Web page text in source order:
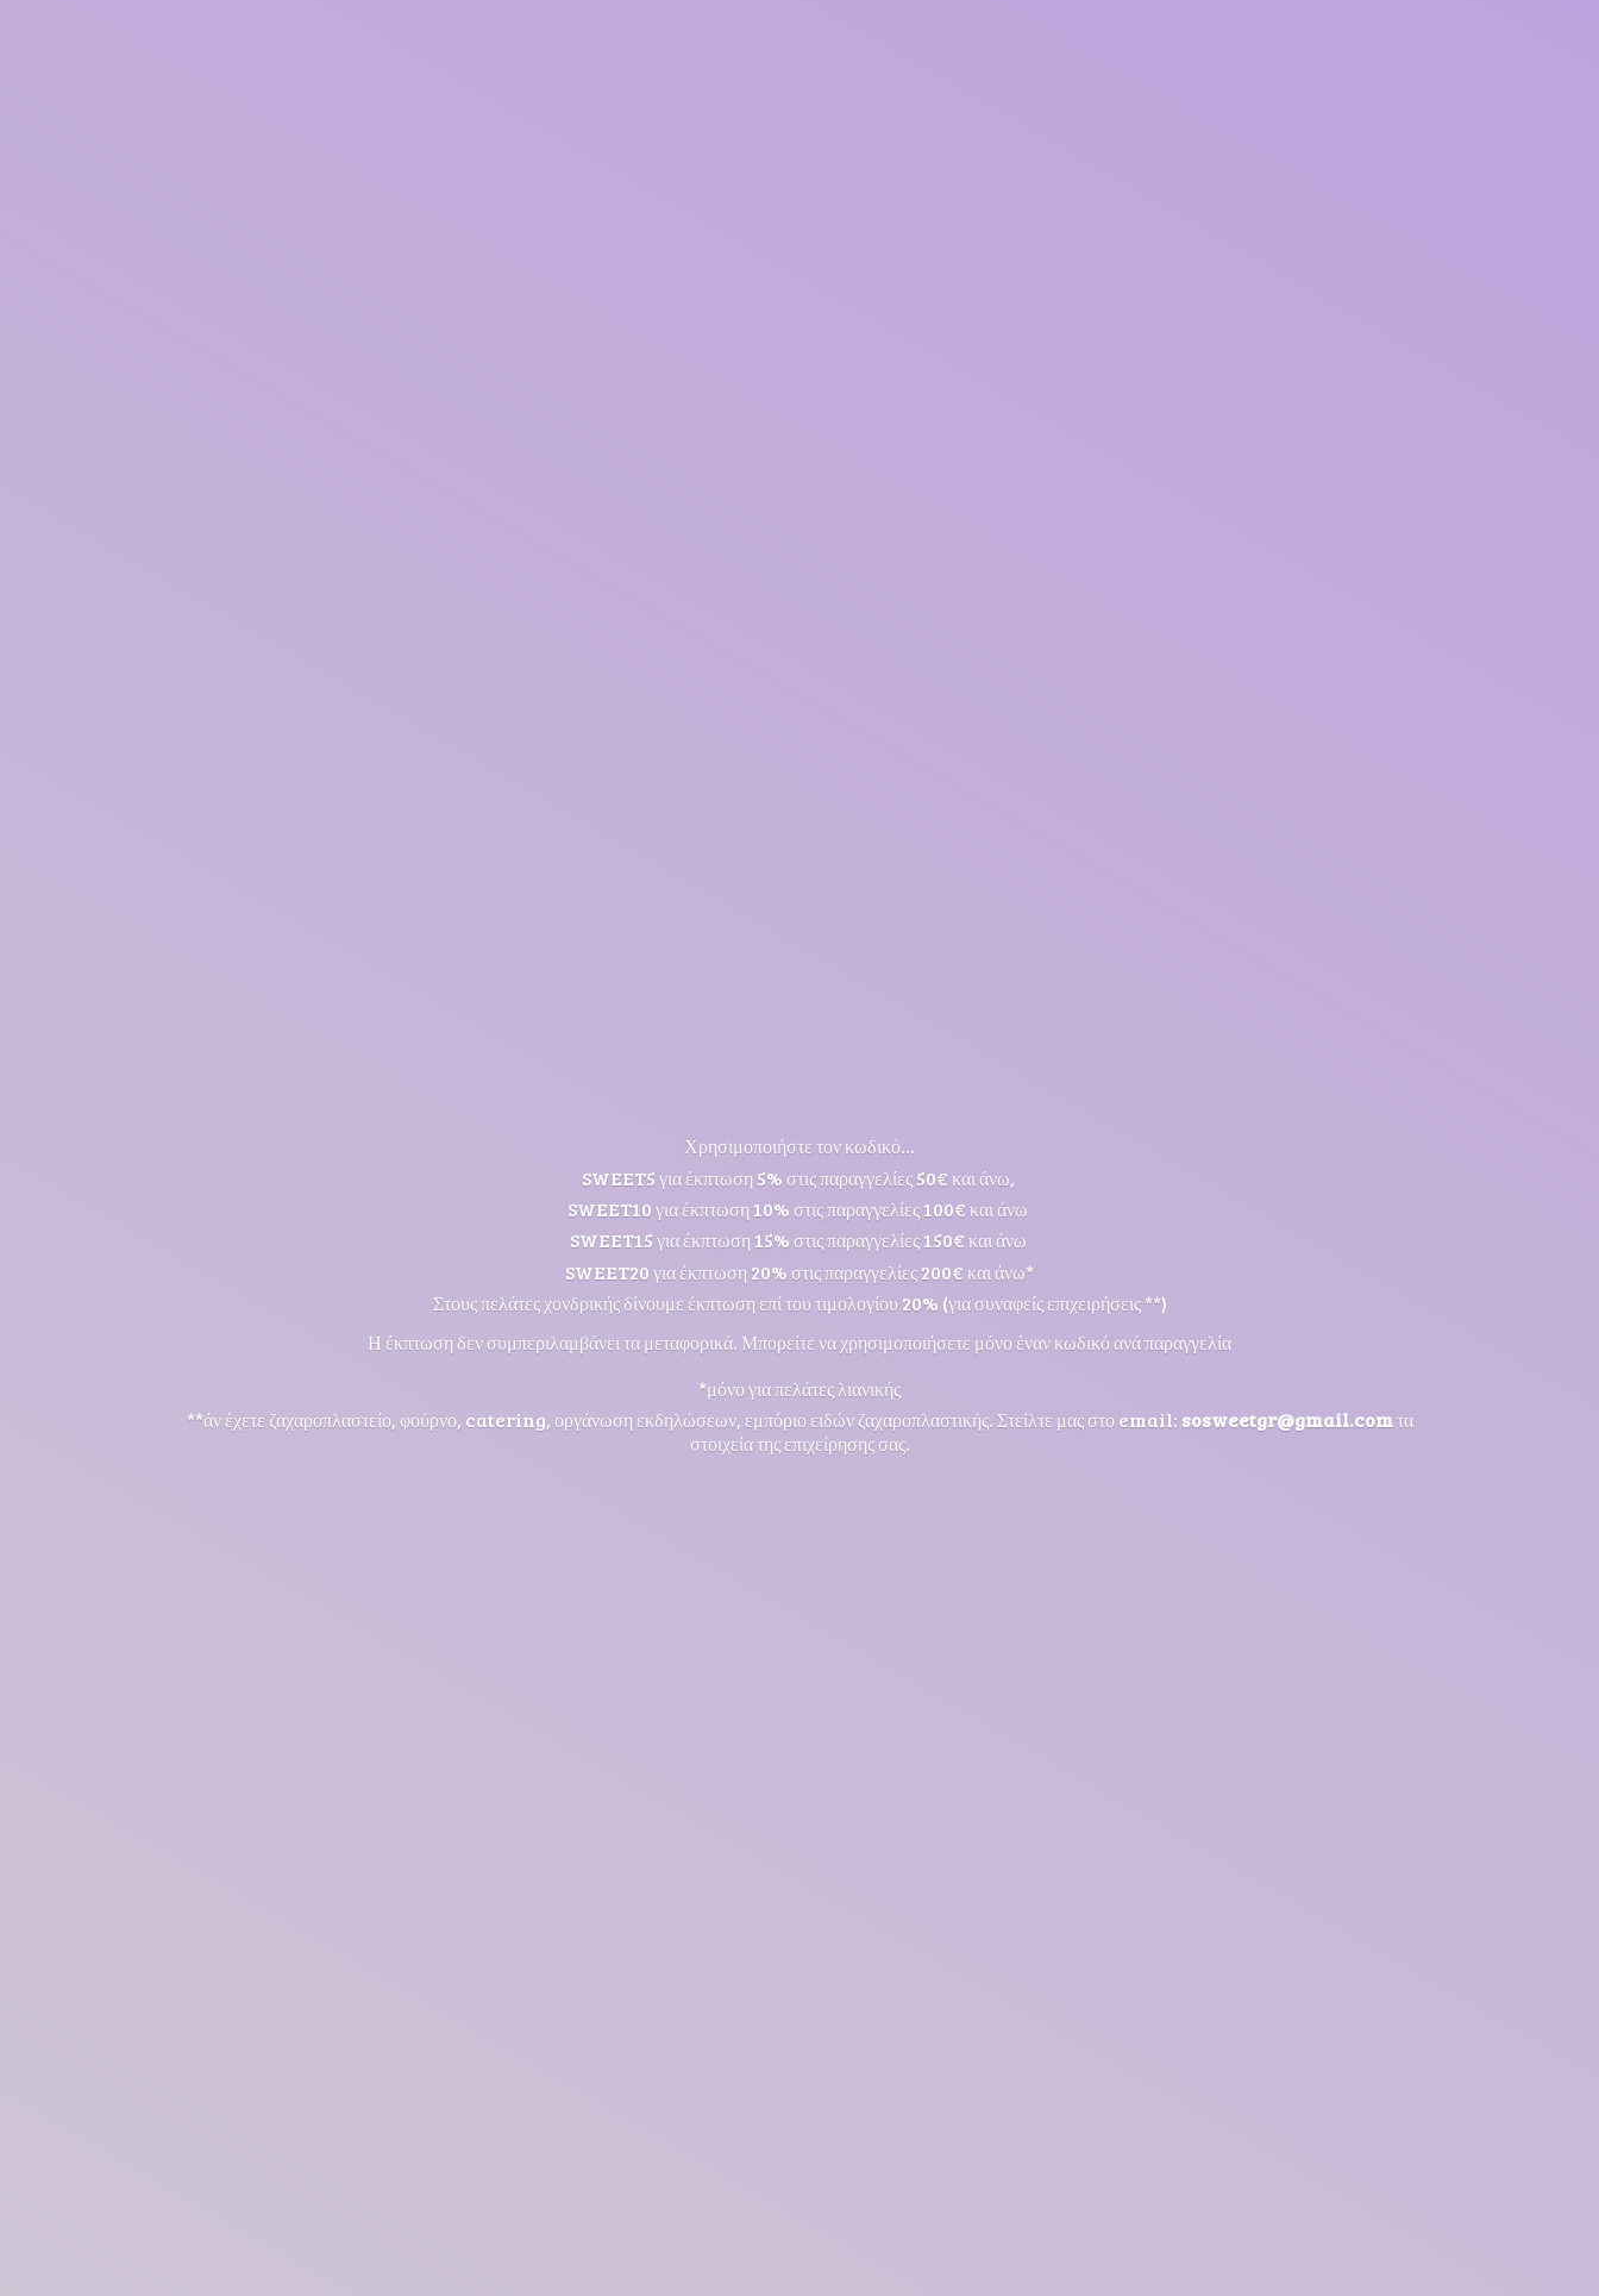
Χρησιμοποιήστε τον κωδικό...
SWEET5 για έκπτωση 5% στις παραγγελίες 50€ και άνω,
SWEET10 για έκπτωση 10% στις παραγγελίες 100€ και άνω
SWEET15 για έκπτωση 15% στις παραγγελίες 150€ και άνω
SWEET20 για έκπτωση 20% στις παραγγελίες 200€ και άνω*
Στους πελάτες χονδρικής δίνουμε έκπτωση επί του τιμολογίου 20% (για συναφείς επιχειρήσεις **)
Η έκπτωση δεν συμπεριλαμβάνει τα μεταφορικά. Μπορείτε να χρησιμοποιήσετε μόνο έναν κωδικό ανά παραγγελία
*μόνο για πελάτες λιανικής
**άν έχετε ζαχαροπλαστείο, φούρνο, catering, οργάνωση εκδηλώσεων, εμπόριο ειδών ζαχαροπλαστικής. Στείλτε μας στο email: sosweetgr@gmail.comτα
στοιχεία της επιχείρησης σας.